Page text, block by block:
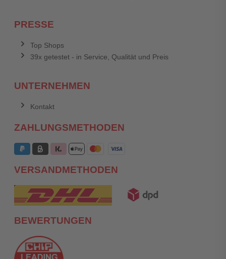
PRESSE
Top Shops
39x getestet - in Service, Qualität und Preis
UNTERNEHMEN
Kontakt
ZAHLUNGSMETHODEN
VERSANDMETHODEN
BEWERTUNGEN